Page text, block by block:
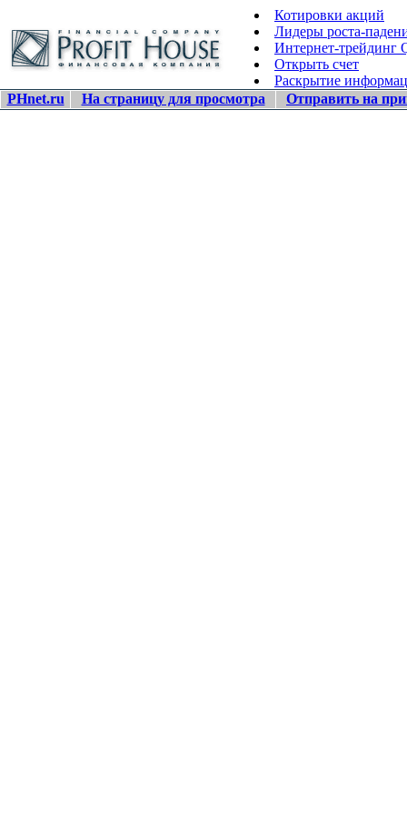
Котировки акций
Лидеры роста-
Интернет-трейдинг
Открыть счет
Раскрытие
PHnet.ru
На страницу для просмотра Отправить на